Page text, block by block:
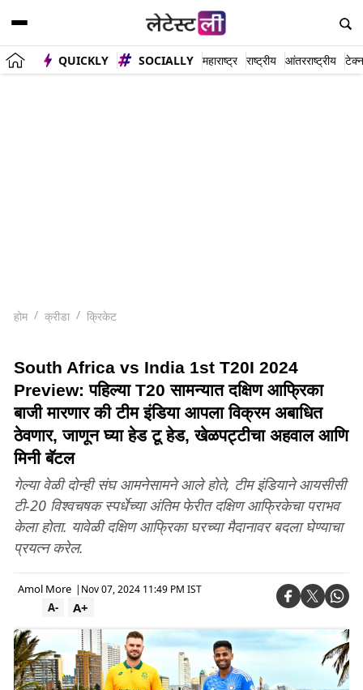
QUICKLY SOCIALLY महाराष्ट्र राष्ट्रीय आंतरराष्ट्रीय
होम क्रीडा क्रिकेट
South Africa vs India 1st T20I 2024
Preview: पहिल्या T20 सामन्यात दक्षिण आफ्रिका
बाजी मारणार की टीम इंडिया आपला विक्रम अबाधित
ठेवणार, जाणून घ्या हेड टू हेड, खेळपट्टीचा अहवाल आणि
मिनी बॅटल
गेल्या वेळी दोन्ही संघ आमनेसामने आले होते, टीम इंडियाने आयसीसी
टी-20 विश्वचषक स्पर्धेच्या अंतिम फेरीत दक्षिण आफ्रिकेचा पराभव
केला होता. यावेळी दक्षिण आफ्रिका घरच्या मैदानावर बदला घेण्याचा
प्रयत्न करेल.
Amol More | Nov 07, 2024 11:49 PM IST
A+
A-